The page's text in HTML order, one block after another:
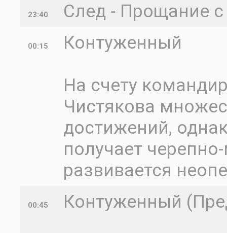
23:40 След - Прощание
00:15
Контуженный
На счету
Чистякова
достижений,
получает
развивается
00:45
Контуженный